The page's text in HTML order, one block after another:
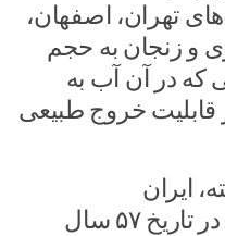
تهران، اصفهان،
و زنجان به حجم
که در آن آب به
قابلیت خروج طبیعی
ایران
کم‌بارش‌ترین دوره پاییزی در تاریخ ۵۷ سال